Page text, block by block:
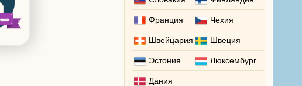
Франция Чехия
Швейцария Швеция
Эстония Люксембург
Дания